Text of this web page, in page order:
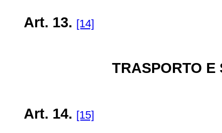
Art. 13. [14]
TRASPORTO E
Art. 14. [15]